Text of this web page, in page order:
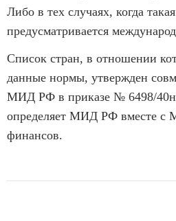
Либо в тех случаях, когда
предусматривается
Список стран, в отношении
данные нормы, утвержден
МИД РФ в приказе № 6498/40н
определяет МИД РФ вместе с
финансов.